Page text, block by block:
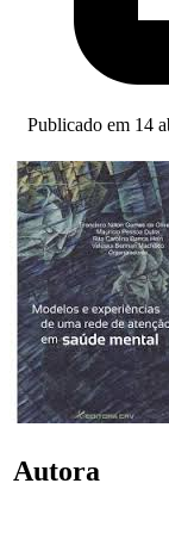
Publicado em 14
Autora